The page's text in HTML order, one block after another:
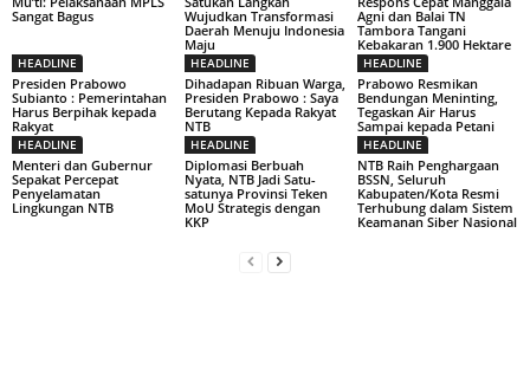
Sangat Bagus
Wujudkan Transformasi
Daerah Menuju Indonesia
Maju
Agni dan Balai TN
Tambora Tangani
Kebakaran 1.900 Hektare
HEADLINE
Presiden Prabowo
Subianto : Pemerintahan
Harus Berpihak kepada
Rakyat
HEADLINE
Dihadapan Ribuan Warga,
Presiden Prabowo : Saya
Berutang Kepada Rakyat
NTB
HEADLINE
Prabowo Resmikan
Bendungan Meninting,
Tegaskan Air Harus
Sampai kepada Petani
HEADLINE
Menteri dan Gubernur
Sepakat Percepat
Penyelamatan
Lingkungan NTB
HEADLINE
Diplomasi Berbuah
Nyata, NTB Jadi Satu-
satunya Provinsi Teken
MoU Strategis dengan
KKP
HEADLINE
NTB Raih Penghargaan
BSSN, Seluruh
Kabupaten/Kota Resmi
Terhubung dalam Sistem
Keamanan Siber Nasional